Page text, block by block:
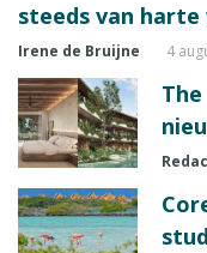
steeds van harte
Irene de Bruijne 4